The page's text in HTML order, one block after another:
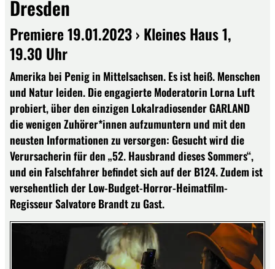
Dresden
Premiere 19.01.2023 › Kleines Haus 1,
19.30 Uhr
Amerika bei Penig in Mittelsachsen. Es ist heiß. Menschen
und Natur leiden. Die engagierte Moderatorin Lorna Luft
probiert, über den einzigen Lokalradiosender GARLAND
die wenigen Zuhörer*innen aufzumuntern und mit den
neusten Informationen zu versorgen: Gesucht wird die
Verursacherin für den „52. Hausbrand dieses Sommers“,
und ein Falschfahrer befindet sich auf der B124. Zudem ist
versehentlich der Low-Budget-Horror-Heimatfilm-
Regisseur Salvatore Brandt zu Gast.